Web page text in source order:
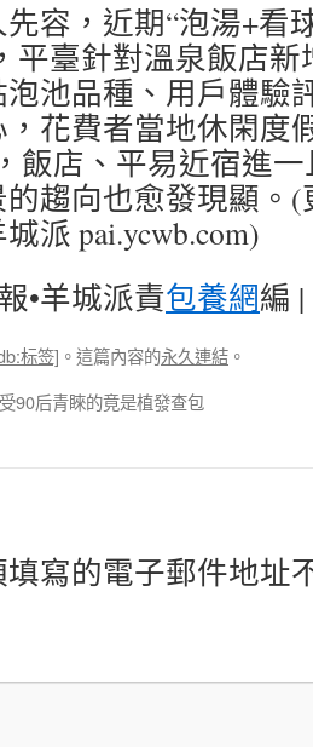
容，近期“泡湯+看
平臺針對溫泉飯店
池品種、用戶體驗
花費者當地休閑度
飯店、平易近宿進
趨向也愈發現顯。
派 pai.ycwb.com)
•羊城派責包養網編
标签] 。這篇內容的永久連結 。
90后青睞的竟是植發查包
寫的電子郵件地址